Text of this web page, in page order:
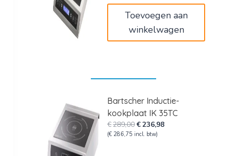
Toevoegen aan
winkelwagen
Bartscher Inductie-
kookplaat IK 35TC
€289,00Oorspronkelijke
prijs
€236,98Huidige
(€ 286,75 incl. btw)